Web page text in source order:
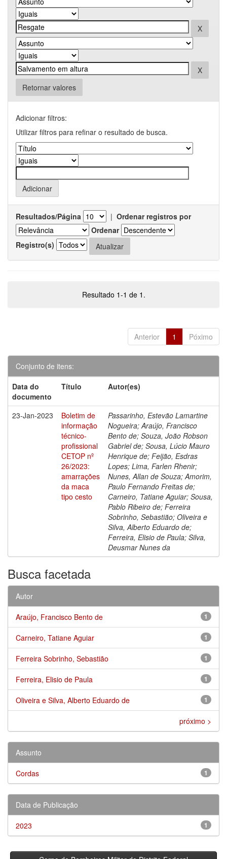
Retornar valores
Adicionar filtros:
Utilizar filtros para refinar o resultado de busca.
Resultados/Página | Ordenar registros por
Ordenar
Registro(s)
Resultado 1-1 de 1.
Anterior 1 Póximo
Conjunto de itens:
Data do
documento
Título Autor(es)
23-Jan-2023
Boletim de
informação
técnico-
profissional
CETOP nº
26/2023:
amarrações
da maca
tipo cesto
Passarinho, Estevão Lamartine
Nogueira; Araújo, Francisco
Bento de; Souza, João Robson
Gabriel de; Sousa, Lúcio Mauro
Henrique de; Feijão, Esdras
Lopes; Lima, Farlen Rhenir;
Nunes, Allan de Souza; Amorim,
Paulo Fernando Freitas de;
Carneiro, Tatiane Aguiar; Sousa,
Pablo Ribeiro de; Ferreira
Sobrinho, Sebastião; Oliveira e
Silva, Alberto Eduardo de;
Ferreira, Elisio de Paula; Silva,
Deusmar Nunes da
Busca facetada
Autor
1
Araújo, Francisco Bento de
1
Carneiro, Tatiane Aguiar
1
Ferreira Sobrinho, Sebastião
1
Ferreira, Elisio de Paula
1
Oliveira e Silva, Alberto Eduardo de
próximo >
Assunto
1
Cordas
Data de Publicação
1
2023